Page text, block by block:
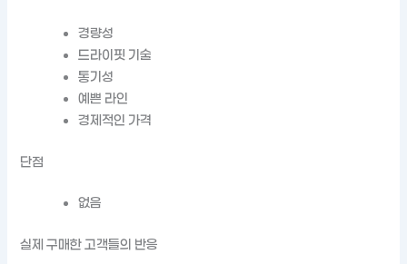
경량성
드라이핏 기술
통기성
예쁜 라인
경제적인 가격
단점
없음
실제 구매한 고객들의 반응